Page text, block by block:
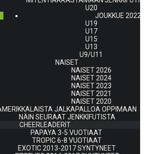
U20
JOUKKUE 2022
U19
U17
U15
U13
U9/U11
NAISET
NAISET 2026
NAISET 2024
NAISET 2023
NAISET 2021
NAISET 2020
JALKAPALLOA OPPIMAAN
NÄIN SEURAAT JENKKIFUTISTA
CHEERLEADERIT
PAPAYA 3-5 VUOTIAAT
TROPIC 6-8 VUOTIAAT
EXOTIC 2013-2017 SYNTYNEET